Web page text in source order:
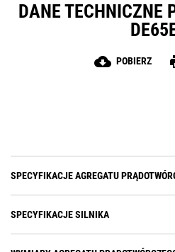
DANE TECHNICZNE
cloud_download POBIERZ
SPECYFIKACJE AGREGATU
SPECYFIKACJE SILNIKA